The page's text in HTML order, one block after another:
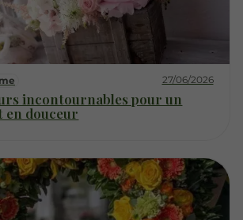
27/06/2026
incontournables pour un
en douceur